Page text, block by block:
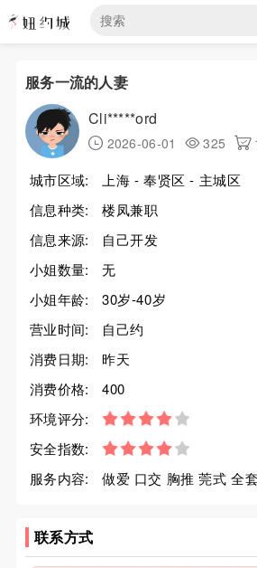
服务一流的人妻
Cli*****ord
2026-06-01 325
城市区域:
上海 - 奉贤区 - 主城区
信息种类:
楼凤兼职
信息来源:
自己开发
小姐数量:
无
小姐年龄:
30岁-40岁
营业时间:
自己约
消费日期:
昨天
消费价格:
400
环境评分:
安全指数:
服务内容:
做爱 口交 胸推 莞式 全套
联系方式